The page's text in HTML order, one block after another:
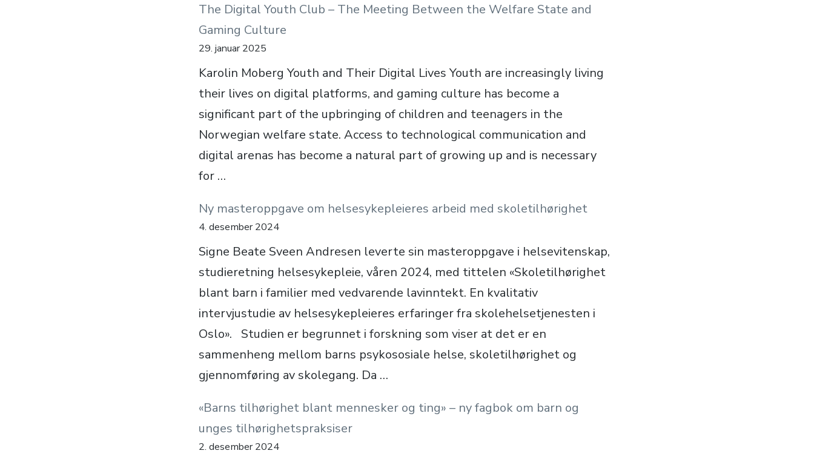
The Digital Youth Club – The Meeting Between the Welfare State and
Gaming Culture
29. januar 2025
Karolin Moberg Youth and Their Digital Lives Youth are increasingly living
their lives on digital platforms, and gaming culture has become a
significant part of the upbringing of children and teenagers in the
Norwegian welfare state. Access to technological communication and
digital arenas has become a natural part of growing up and is necessary
for …
Ny masteroppgave om helsesykepleieres arbeid med skoletilhørighet
4. desember 2024
Signe Beate Sveen Andresen leverte sin masteroppgave i helsevitenskap,
studieretning helsesykepleie, våren 2024, med tittelen «Skoletilhørighet
blant barn i familier med vedvarende lavinntekt. En kvalitativ
intervjustudie av helsesykepleieres erfaringer fra skolehelsetjenesten i
Oslo». Studien er begrunnet i forskning som viser at det er en
sammenheng mellom barns psykososiale helse, skoletilhørighet og
gjennomføring av skolegang. Da …
«Barns tilhørighet blant mennesker og ting» – ny fagbok om barn og
unges tilhørighetspraksiser
2. desember 2024